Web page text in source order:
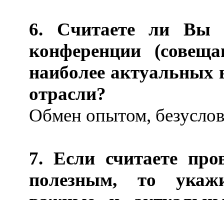
6. Считаете ли Вы
конференции
наиболее
отрасли?
Обмен опытом,
7. Если считаете
полезным, то